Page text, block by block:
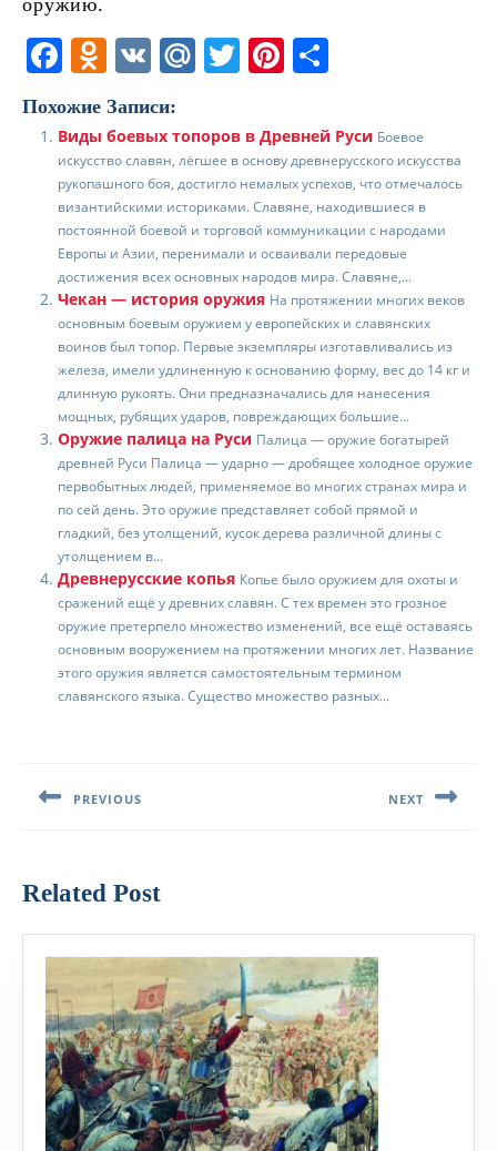
оружию.
F
c
e
b
o
o
k
O
d
n
o
kl
a
ss
ni
ki
V M
l.
R
u
T
itt
er
Pi
er
e
st
п
р
а
в
и
т
ь
Похожие Записи:
Виды боевых топоров в Древней Руси Боевое
искусство славян, лёгшее в основу древнерусского искусства
рукопашного боя, достигло немалых успехов, что отмечалось
византийскими историками. Славяне, находившиеся в
постоянной боевой и торговой коммуникации с народами
Европы и Азии, перенимали и осваивали передовые
достижения всех основных народов мира. Славяне,...
Чекан — история оружия На протяжении многих веков
основным боевым оружием у европейских и славянских
воинов был топор. Первые экземпляры изготавливались из
железа, имели удлиненную к основанию форму, вес до 14 кг и
длинную рукоять. Они предназначались для нанесения
мощных, рубящих ударов, повреждающих большие...
Оружие палица на Руси Палица — оружие богатырей
древней Руси Палица — ударно — дробящее холодное оружие
первобытных людей, применяемое во многих странах мира и
по сей день. Это оружие представляет собой прямой и
гладкий, без утолщений, кусок дерева различной длины с
утолщением в...
Древнерусские копья Копье было оружием для охоты и
сражений ещё у древних славян. С тех времен это грозное
оружие претерпело множество изменений, все ещё оставаясь
основным вооружением на протяжении многих лет. Название
этого оружия является самостоятельным термином
славянского языка. Существо множество разных...
записям
PREVIOUS NEXT
Related Post